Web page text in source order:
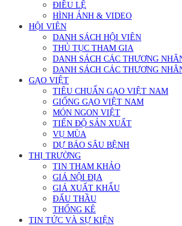
ĐIỀU LỆ
HÌNH ẢNH & VIDEO
HỘI VIÊN
DANH SÁCH HỘI VIÊN
THỦ TỤC THAM GIA
DANH SÁCH CÁC THƯƠNG
DANH SÁCH CÁC THƯƠNG
GẠO VIỆT
TIÊU CHUẨN GẠO VIỆT NAM
GIỐNG GẠO VIỆT NAM
MÓN NGON VIỆT
TIẾN ĐỘ SẢN XUẤT
VỤ MÙA
DỰ BÁO SÂU BỆNH
THỊ TRƯỜNG
TIN THAM KHẢO
GIÁ NỘI ĐỊA
GIÁ XUẤT KHẨU
ĐẤU THẦU
THỐNG KÊ
TIN TỨC VÀ SỰ KIỆN